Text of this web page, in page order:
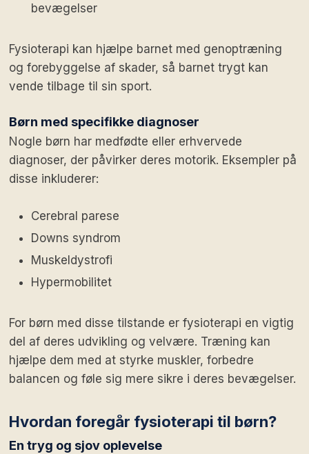
bevægelser
Fysioterapi kan hjælpe barnet med genoptræning
og forebyggelse af skader, så barnet trygt kan
vende tilbage til sin sport.
Børn med specifikke diagnoser
Nogle børn har medfødte eller erhvervede
diagnoser, der påvirker deres motorik. Eksempler på
disse inkluderer:
Cerebral parese
Downs syndrom
Muskeldystrofi
Hypermobilitet
For børn med disse tilstande er fysioterapi en vigtig
del af deres udvikling og velvære. Træning kan
hjælpe dem med at styrke muskler, forbedre
balancen og føle sig mere sikre i deres bevægelser.
Hvordan foregår fysioterapi til børn?
En tryg og sjov oplevelse